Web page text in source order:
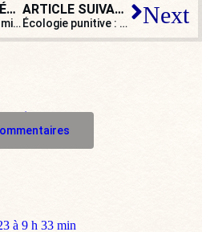
ARTICLE PRÉCÉDENT
[Point de vue] Un ministre belge démissionne car il a échoué. Et en France ?
ARTICLE SUIVANT
Écologie punitive : éteignez la lumière ! Next
à 9 h 33 min